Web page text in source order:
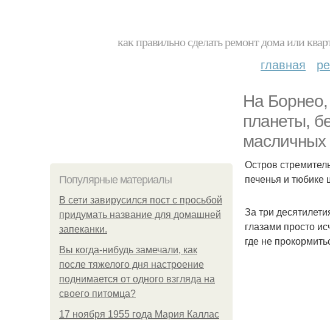
как правильно сделать ремонт дома или
главная
На
планеты,
Популярные материалы
В сети завирусился пост с просьбой
придумать название для домашней
запеканки.
Вы когда-нибудь замечали, как
после тяжелого дня настроение
поднимается от одного взгляда на
своего питомца?
17 ноября 1955 года Мария Каллас
Остров
печенья и тюбике
За три
глазами просто
где не